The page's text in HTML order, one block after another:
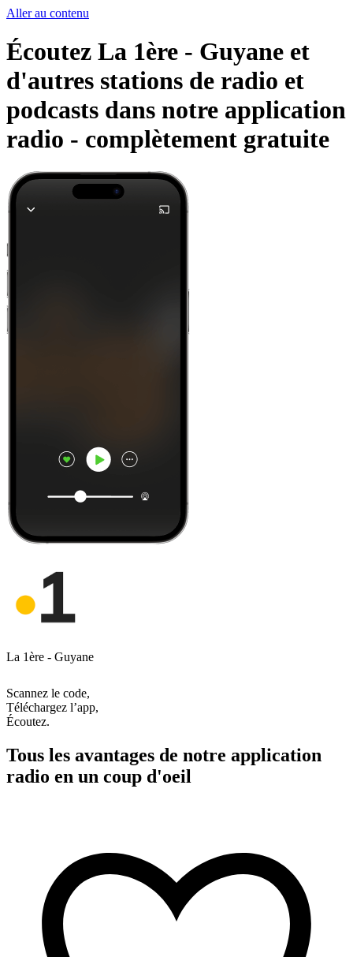
Aller au contenu
Écoutez La 1ère - Guyane et
d'autres stations de radio et
podcasts dans notre application
radio - complètement gratuite
La 1ère - Guyane
Scannez le code,
Téléchargez l’app,
Écoutez.
Tous les avantages de notre application
radio en un coup d'oeil